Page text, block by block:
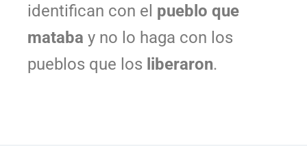
identifican con el pueblo que
mataba y no lo haga con los
pueblos que los liberaron.